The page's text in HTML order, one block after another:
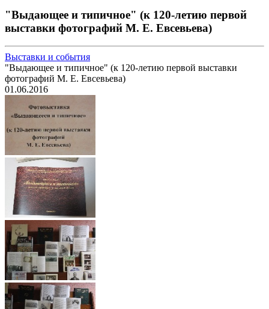
"Выдающее и типичное" (к 120-летию первой
выставки фотографий М. Е. Евсевьева)
Выставки и события
"Выдающее и типичное" (к 120-летию первой выставки
фотографий М. Е. Евсевьева)
01.06.2016